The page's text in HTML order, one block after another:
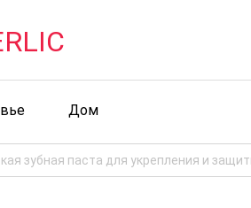
Дом
зубная паста для укрепления и